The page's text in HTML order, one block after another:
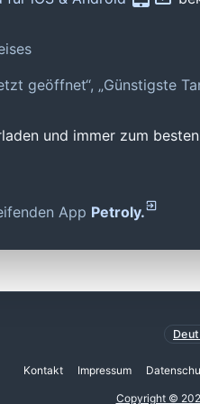
geöffnet“, „Günstigste
und immer zum
App Petroly.
Kontakt Impressum
Copyright ©